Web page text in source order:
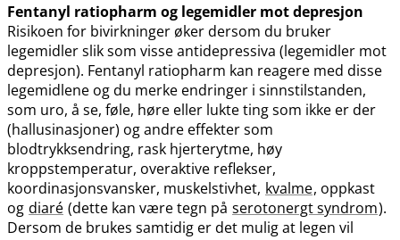
Fentanyl ratiopharm og legemidler mot depresjon
Risikoen for bivirkninger øker dersom du bruker
legemidler slik som visse antidepressiva (legemidler mot
depresjon). Fentanyl ratiopharm kan reagere med disse
legemidlene og du merke endringer i sinnstilstanden,
som uro, å se, føle, høre eller lukte ting som ikke er der
(hallusinasjoner) og andre effekter som
blodtrykksendring, rask hjerterytme, høy
kroppstemperatur, overaktive reflekser,
koordinasjonsvansker, muskelstivhet, kvalme, oppkast
og diaré (dette kan være tegn på serotonergt syndrom).
Dersom de brukes samtidig er det mulig at legen vil